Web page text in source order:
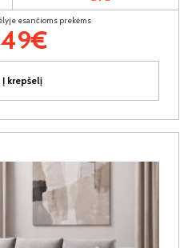
esančioms prekėms
Į krepšelį